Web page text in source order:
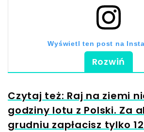
Wyświetl ten post na
Rozwiń
Czytaj też: Raj na ziemi
godziny lotu z Polski. Za
grudniu zapłacisz tylko